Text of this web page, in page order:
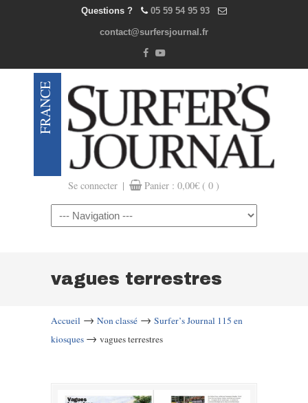
Questions ? 05 59 54 95 93
contact@surfersjournal.fr
Se connecter | Panier : 0,00€ ( 0 )
Navigation
vagues terrestres
Accueil → Non classé → Surfer’s Journal 115 en
kiosques → vagues terrestres